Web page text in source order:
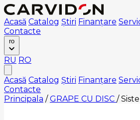
Acasă Catalog Știri Finanțare
Contacte
ro
RU RO
Acasă Catalog Știri Finanțare
Contacte
Principala / GRAPE CU DISC /